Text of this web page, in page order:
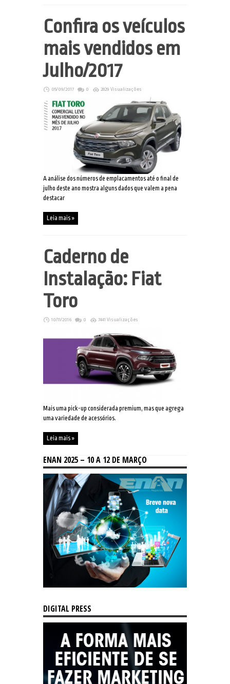
Confira os veículos
mais vendidos em
Julho/2017
05/09/2017 0 2829 Visualizações
A análise dos números de emplacamentos até o final de
julho deste ano mostra alguns dados que valem a pena
destacar
Leia mais »
Caderno de
Instalação: Fiat
Toro
10/11/2016 0 7441 Visualizações
Mais uma pick-up considerada premium, mas que agrega
uma variedade de acessórios.
Leia mais »
ENAN 2025 – 10 A 12 DE MARÇO
DIGITAL PRESS